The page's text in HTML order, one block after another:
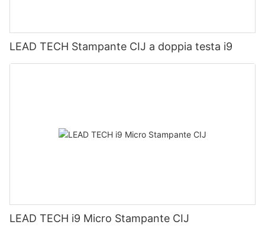
LEAD TECH Stampante CIJ a doppia testa i9
LEAD TECH i9 Micro Stampante CIJ